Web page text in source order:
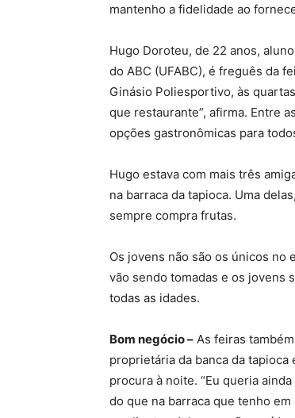
mantenho a fidelidade ao
Hugo Doroteu, de 22 anos,
do ABC (UFABC), é freguês da
Ginásio Poliesportivo, às
que restaurante”, afirma. Entre
opções gastronômicas para
Hugo estava com mais três
na barraca da tapioca. Uma
sempre compra frutas.
Os jovens não são os únicos no
vão sendo tomadas e os jovens
todas as idades.
Bom negócio – As feiras
proprietária da banca da
procura à noite. “Eu queria
do que na barraca que tenho